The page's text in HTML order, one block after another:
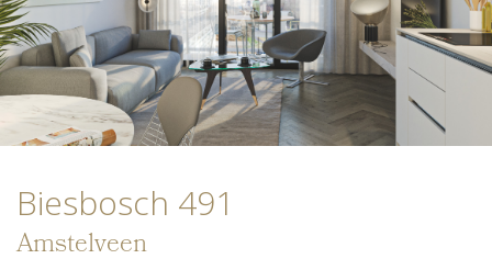
Biesbosch 491
Amstelveen